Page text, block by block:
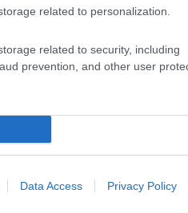
related to personalization.
related to security, including
prevention, and other user
Data Access Privacy Policy
Controlli Olbia
e le tue foto